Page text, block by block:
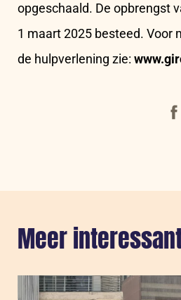
opgeschaald. De opbrengst
1 maart 2025 besteed. Voor
de hulpverlening zie:
Meer